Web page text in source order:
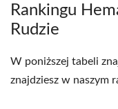
Rankingu
Rudzie
W poniższej tabeli
znajdziesz w naszym